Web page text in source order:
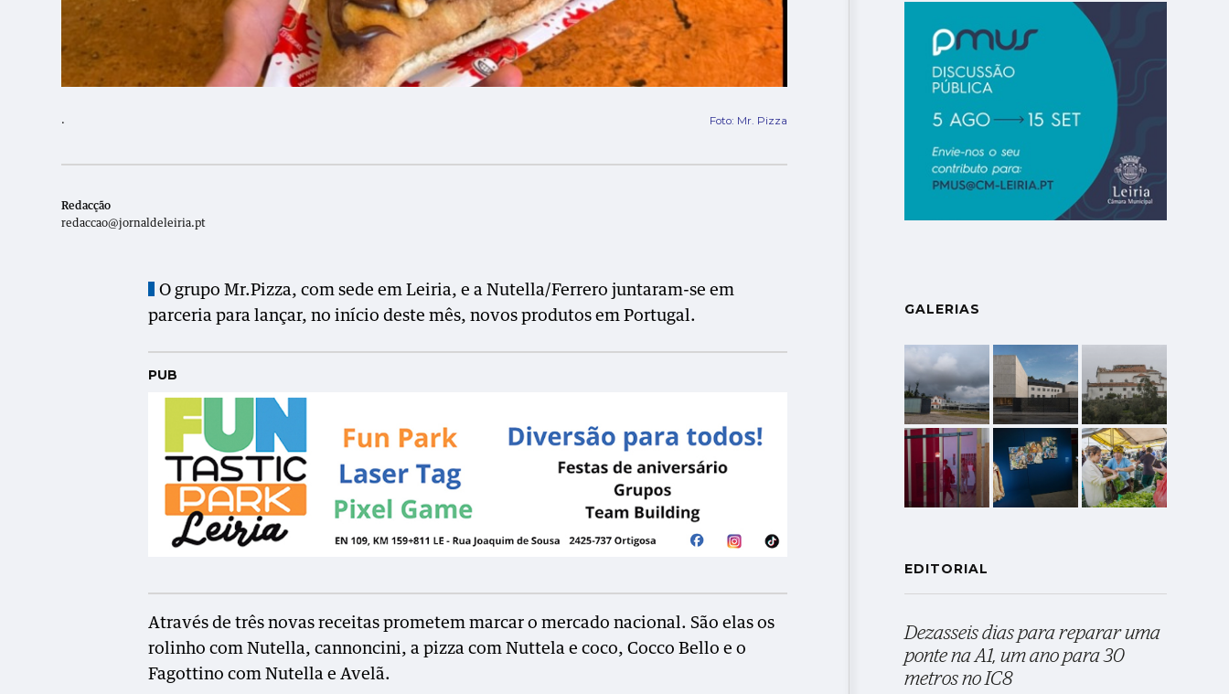
. Foto: Mr. Pizza
Redacção
redaccao@jornaldeleiria.pt
O grupo Mr.Pizza, com sede em Leiria, e a Nutella/Ferrero juntaram-se em
parceria para lançar, no início deste mês, novos produtos em Portugal.
PUB
Através de três novas receitas prometem marcar o mercado nacional. São elas os
rolinho com Nutella, cannoncini, a pizza com Nuttela e coco, Cocco Bello e o
Fagottino com Nutella e Avelã.
GALERIAS
EDITORIAL
Dezasseis dias para reparar uma
ponte na A1, um ano para 30
metros no IC8